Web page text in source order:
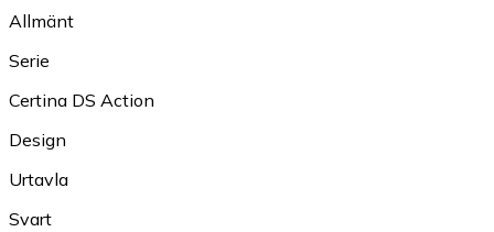
Allmänt
Serie
Certina DS Action
Design
Urtavla
Svart